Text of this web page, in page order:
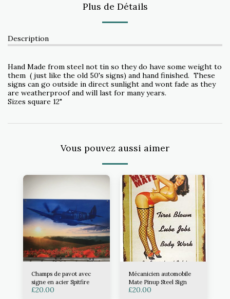
Plus de Détails
Description
Hand Made from steel not tin so they do have some weight to
them ( just like the old 50's signs) and hand finished. These
signs can go outside in direct sunlight and wont fade as they
are weatherproof and will last for many years.
Sizes square 12"
Vous pouvez aussi aimer
Champs de pavot avec
signe en acier Spitfire
£20.00
Mécanicien automobile
Mate Pinup Steel Sign
£20.00